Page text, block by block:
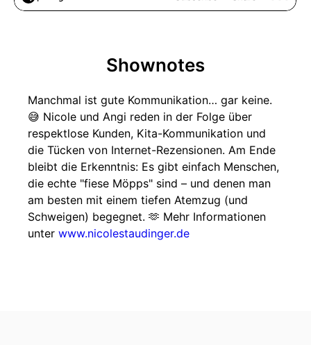
Shownotes
Manchmal ist gute Kommunikation… gar keine.
😅 Nicole und Angi reden in der Folge über
respektlose Kunden, Kita-Kommunikation und
die Tücken von Internet-Rezensionen. Am Ende
bleibt die Erkenntnis: Es gibt einfach Menschen,
die echte "fiese Möpps" sind – und denen man
am besten mit einem tiefen Atemzug (und
Schweigen) begegnet. 🫶 Mehr Informationen
unter www.nicolestaudinger.de